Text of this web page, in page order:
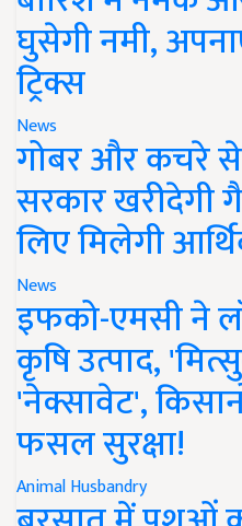
घुसेगी नमी,
ट्रिक्स
News
गोबर और कचरे से
सरकार खरीदेगी
लिए मिलेगी
News
इफको-एमसी ने
कृषि उत्पाद,
'नेक्सावेट',
फसल सुरक्षा!
Animal Husbandry